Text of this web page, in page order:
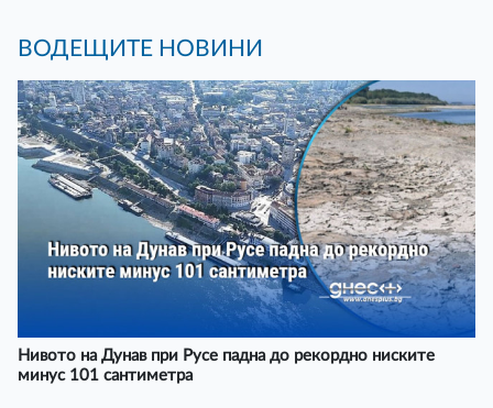
ВОДЕЩИТЕ НОВИНИ
Нивото на Дунав при Русе падна до рекордно ниските
минус 101 сантиметра